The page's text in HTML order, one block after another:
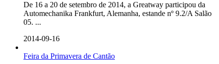
De 16 a 20 de setembro de 2014, a Greatway participou da
Automechanika Frankfurt, Alemanha, estande nº 9.2/A Salão
05. ...
2014-09-16
Feira da Primavera de Cantão